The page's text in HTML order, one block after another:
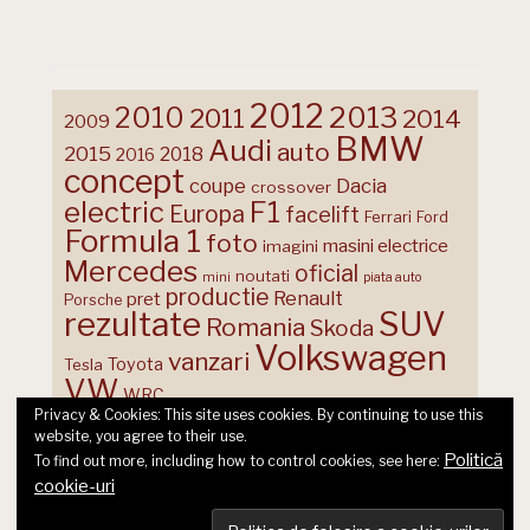
2009 2010 2011 2012 2013 2014
2015 2016 2018 Audi auto BMW
concept coupe crossover Dacia
electric Europa F1 facelift Ferrari Ford
Formula 1 foto imagini masini electrice
Mercedes mini noutati oficial piata auto
Porsche pret productie Renault
rezultate Romania Skoda SUV
Tesla Toyota vanzari Volkswagen
VW WRC
© 2026 Ecart Media SRL | made by Nina Cocea &infin
Privacy & Cookies: This site uses cookies. By continuing to use this
website, you agree to their use.
To find out more, including how to control cookies, see here: Politică
cookie-uri